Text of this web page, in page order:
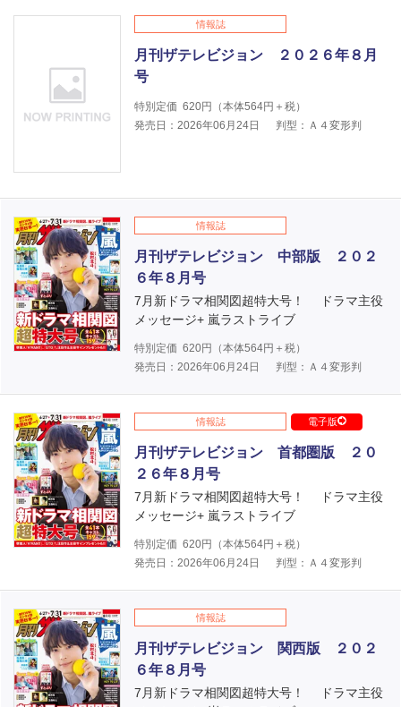
情報誌
月刊ザテレビジョン ２０２６年８月
号
特別定価 620円（本体564円＋税）
発売日：2026年06月24日
判型：Ａ４変形判
情報誌
月刊ザテレビジョン 中部版 ２０２
６年８月号
7月新ドラマ相関図超特大号！ ドラマ主役
メッセージ+ 嵐ラストライブ
特別定価 620円（本体564円＋税）
発売日：2026年06月24日
判型：Ａ４変形判
情報誌 電子版
月刊ザテレビジョン 首都圏版 ２０
２６年８月号
7月新ドラマ相関図超特大号！ ドラマ主役
メッセージ+ 嵐ラストライブ
特別定価 620円（本体564円＋税）
発売日：2026年06月24日
判型：Ａ４変形判
情報誌
月刊ザテレビジョン 関西版 ２０２
６年８月号
7月新ドラマ相関図超特大号！ ドラマ主役